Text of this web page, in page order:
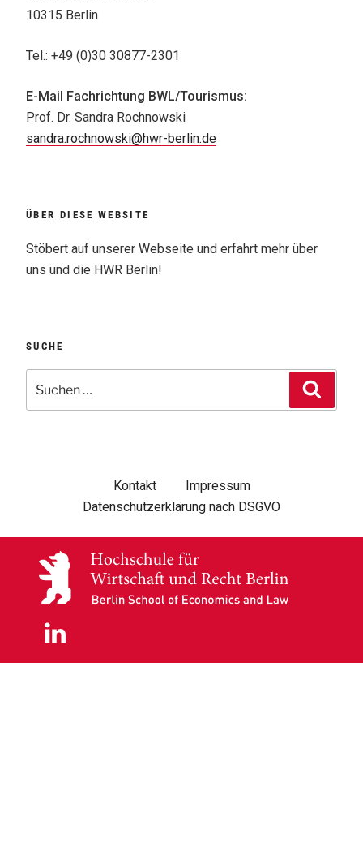
10315 Berlin
Tel.: +49 (0)30 30877-2301
E-Mail Fachrichtung BWL/Tourismus:
Prof. Dr. Sandra Rochnowski
sandra.rochnowski@hwr-berlin.de
ÜBER DIESE WEBSITE
Stöbert auf unserer Webseite und erfahrt mehr über
uns und die HWR Berlin!
SUCHE
Kontakt
Impressum
Datenschutzerklärung nach DSGVO